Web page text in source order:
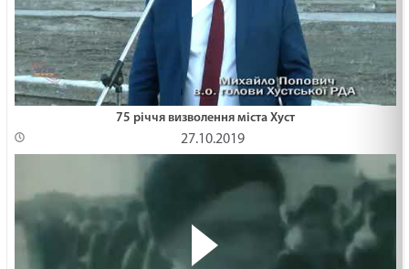
75 річчя визволення міста Хуст
27.10.2019